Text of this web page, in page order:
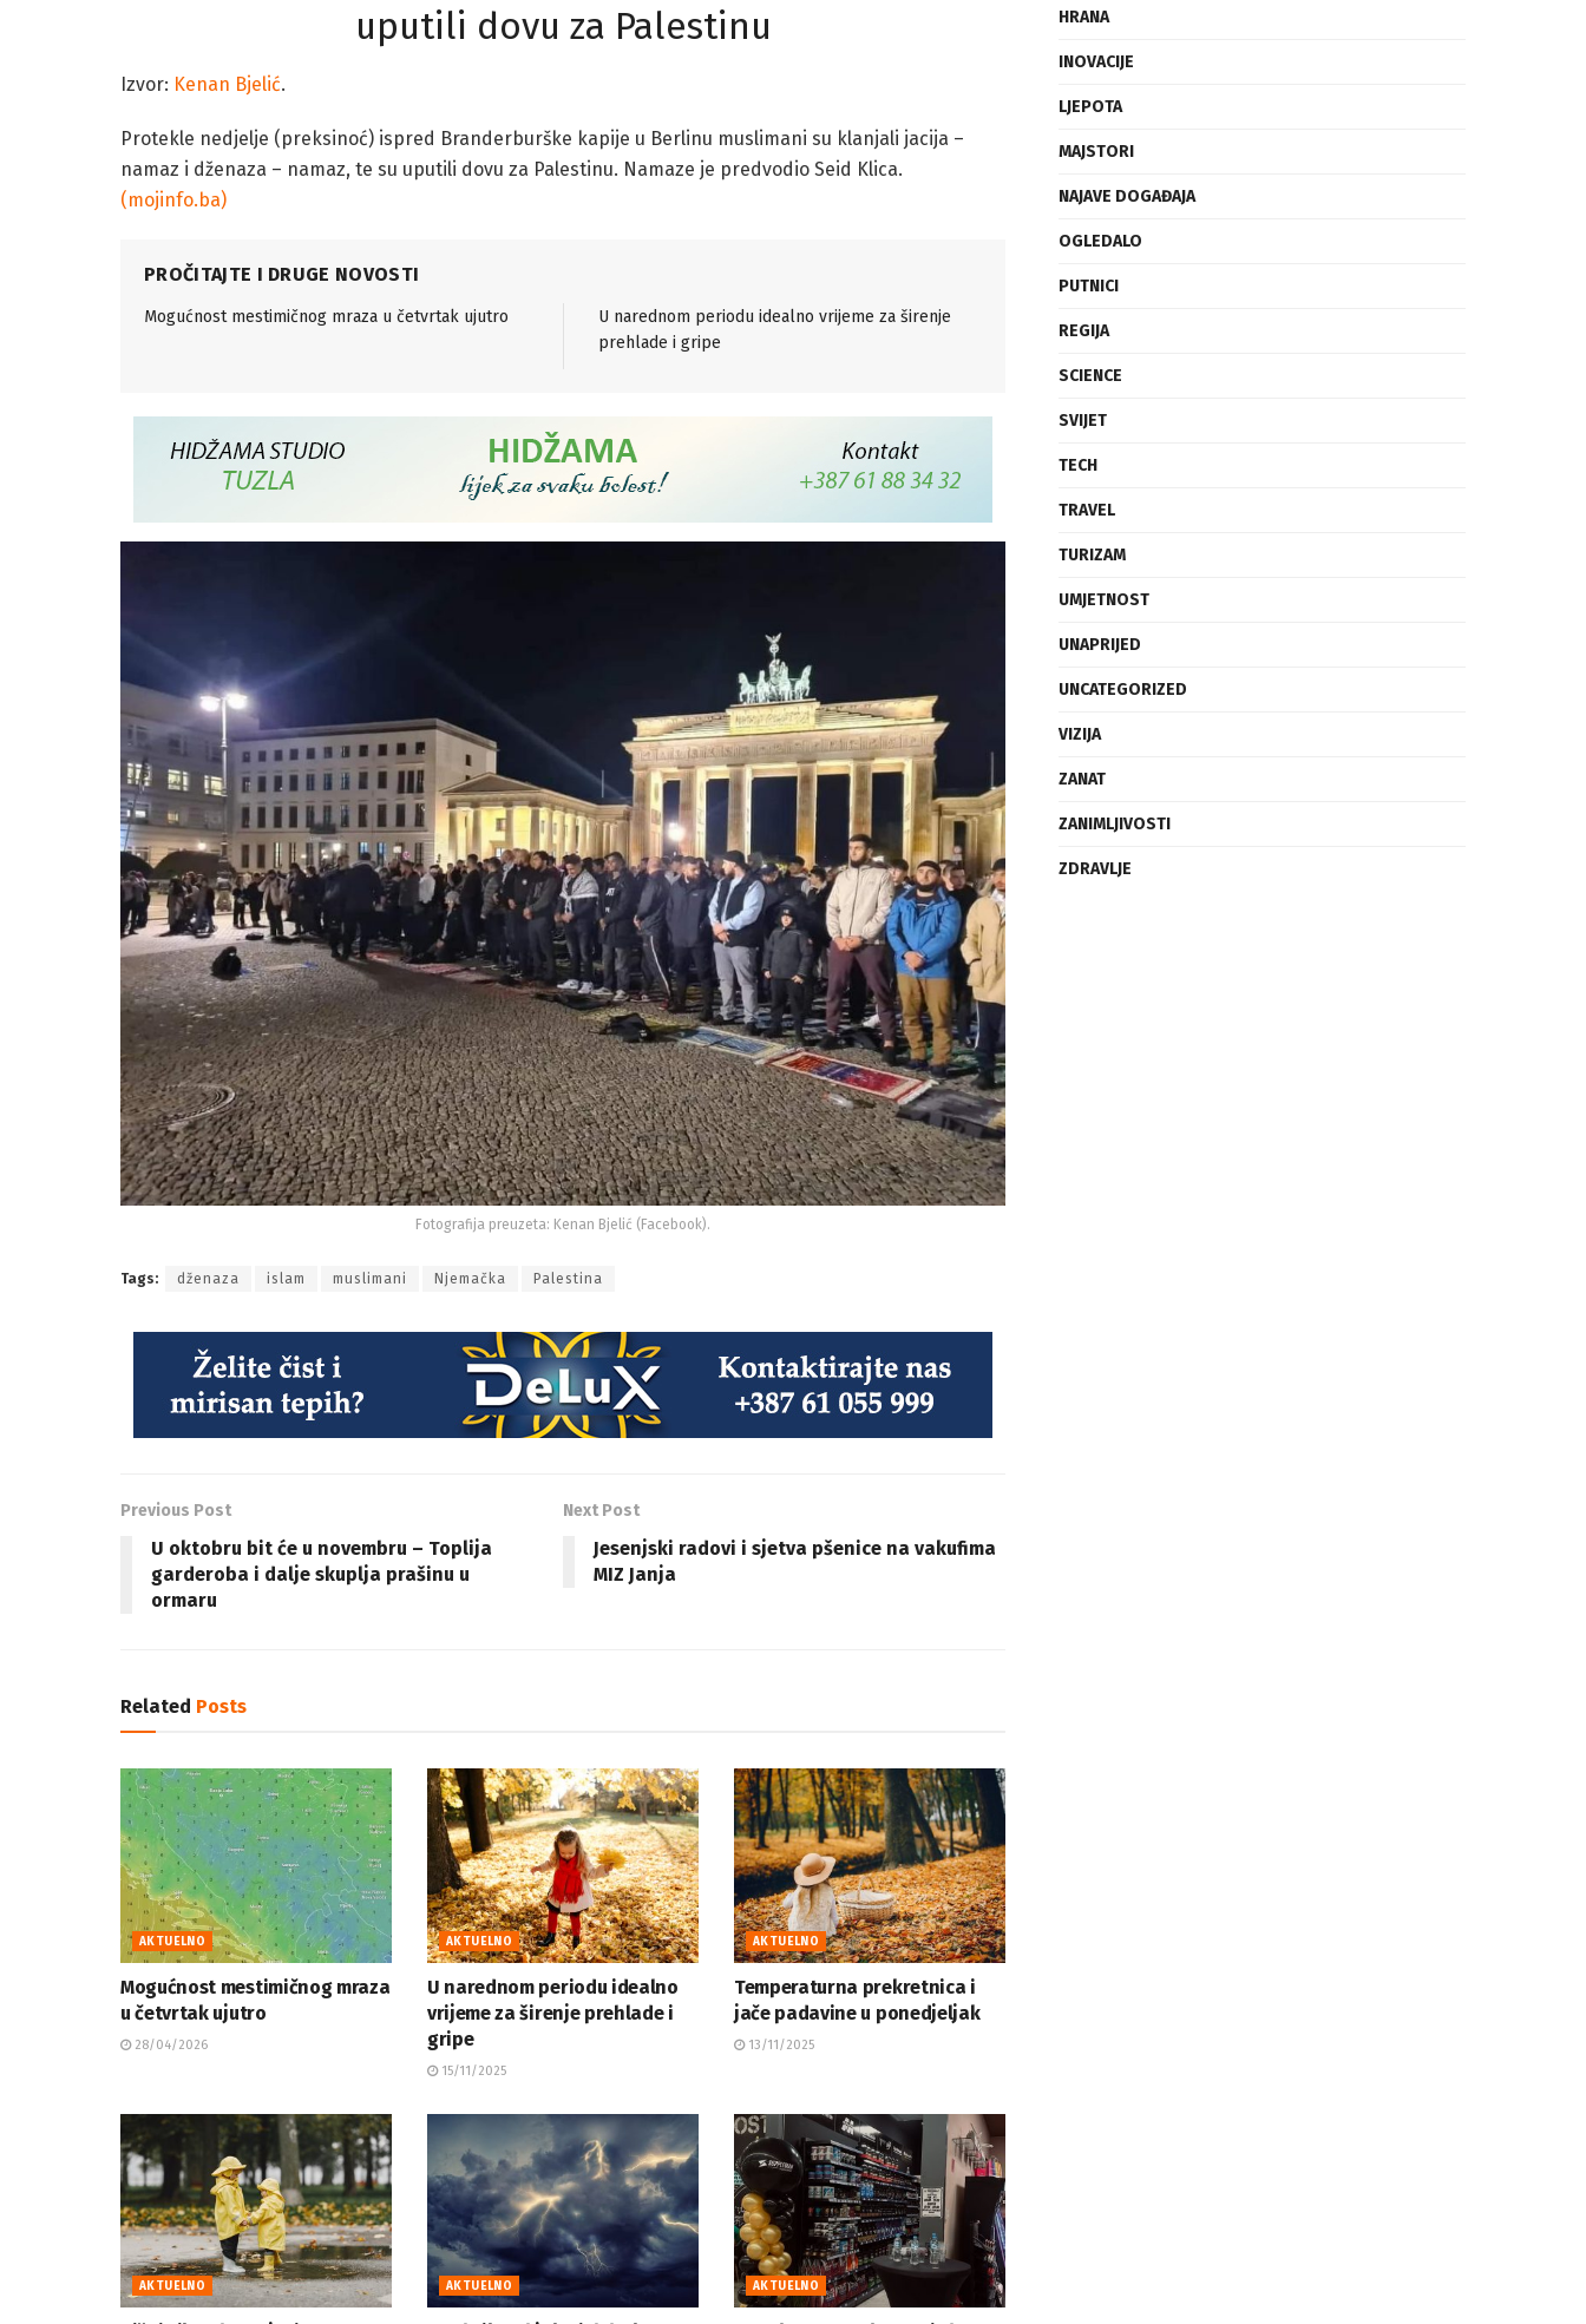
uputili dovu za Palestinu
Izvor: Kenan Bjelić.
Protekle nedjelje (preksinoć) ispred Branderburške kapije u Berlinu muslimani su klanjali jacija –
namaz i dženaza – namaz, te su uputili dovu za Palestinu. Namaze je predvodio Seid Klica.
(mojinfo.ba)
PROČITAJTE I DRUGE NOVOSTI
Mogućnost mestimičnog mraza u četvrtak ujutro
U narednom periodu idealno vrijeme za širenje
prehlade i gripe
Fotografija preuzeta: Kenan Bjelić (Facebook).
Tags: dženaza islam muslimani Njemačka Palestina
Previous Post
U oktobru bit će u novembru – Toplija
garderoba i dalje skuplja prašinu u
ormaru
Next Post
Jesenjski radovi i sjetva pšenice na vakufima
MIZ Janja
Related Posts
AKTUELNO
Mogućnost mestimičnog mraza
u četvrtak ujutro
28/04/2026
AKTUELNO
U narednom periodu idealno
vrijeme za širenje prehlade i
gripe
15/11/2025
AKTUELNO
Temperaturna prekretnica i
jače padavine u ponedjeljak
13/11/2025
AKTUELNO AKTUELNO AKTUELNO
HRANA
INOVACIJE
LJEPOTA
MAJSTORI
NAJAVE DOGAĐAJA
OGLEDALO
PUTNICI
REGIJA
SCIENCE
SVIJET
TECH
TRAVEL
TURIZAM
UMJETNOST
UNAPRIJED
UNCATEGORIZED
VIZIJA
ZANAT
ZANIMLJIVOSTI
ZDRAVLJE